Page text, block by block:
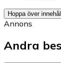
Hoppa över
Annons
Andra